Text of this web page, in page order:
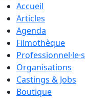
Accueil
Articles
Agenda
Filmothèque
Professionnel·le·s
Organisations
Castings & Jobs
Boutique